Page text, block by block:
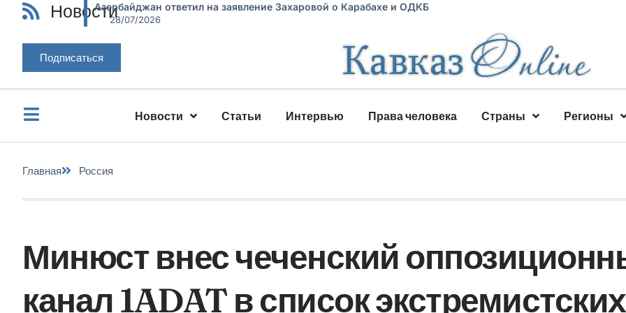
НовостиАзербайджан ответил на заявление Захаровой о Карабахе и ОДКБ
28/07/2026
Подписаться
Новости Статьи Интервью Права человека Страны Регионы
Главная Россия
Минюст внес чеченский
канал 1ADAT в список экстремистских